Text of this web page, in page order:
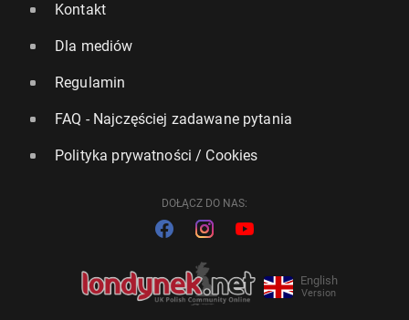
Kontakt
Dla mediów
Regulamin
FAQ - Najczęściej zadawane pytania
Polityka prywatności / Cookies
DOŁĄCZ DO NAS:
English
Version